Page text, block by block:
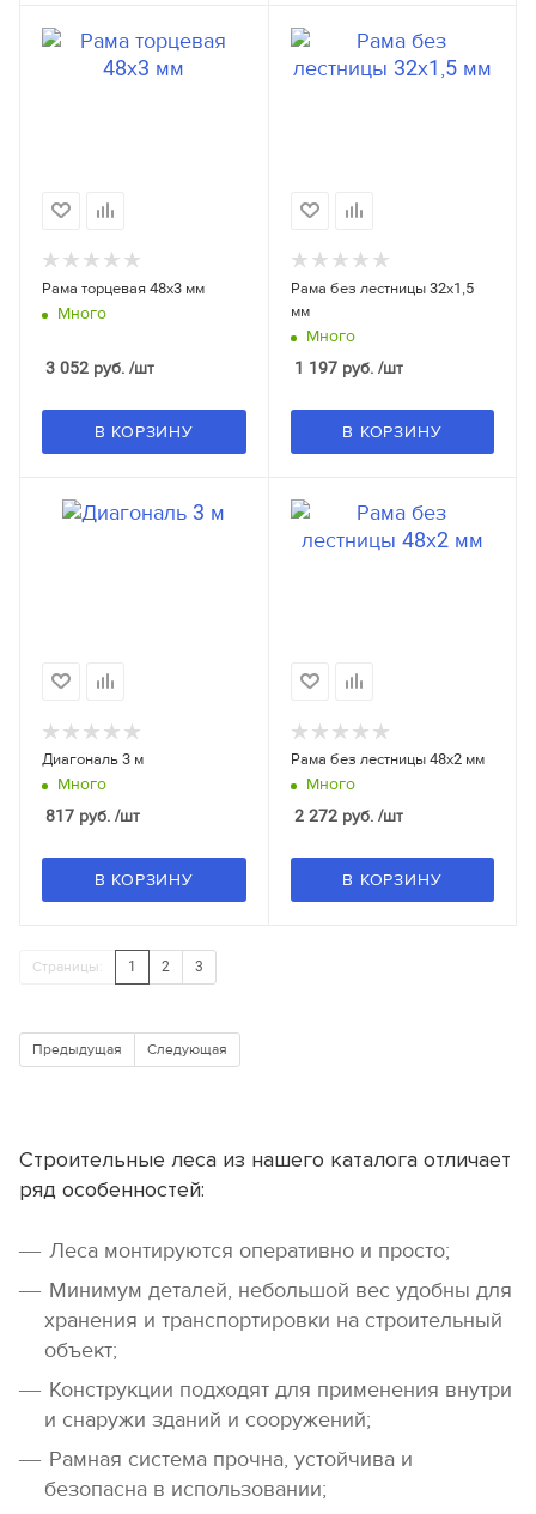
Рама торцевая 48x3 мм
Много
3 052 руб. /шт
В КОРЗИНУ
Рама без лестницы 32x1,5
мм
Много
1 197руб. /шт
В КОРЗИНУ
Диагональ 3 м
Много
817 руб. /шт
В КОРЗИНУ
Рама без лестницы 48x2 мм
Много
2 272руб. /шт
В КОРЗИНУ
Страницы: 1 2 3
Предыдущая Следующая
Строительные леса из нашего каталога отличает
ряд особенностей:
Леса монтируются оперативно и просто;
Минимум деталей, небольшой вес удобны для
хранения и транспортировки на строительный
объект;
Конструкции подходят для применения внутри
и снаружи зданий и сооружений;
Рамная система прочна, устойчива и
безопасна в использовании;